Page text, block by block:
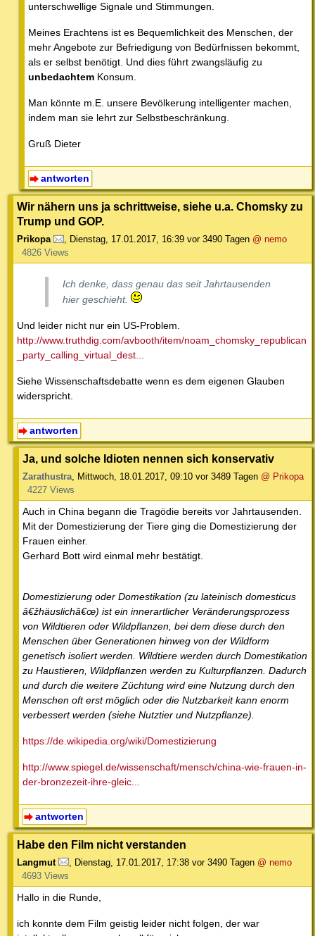
unterschwellige Signale und Stimmungen.
Meines Erachtens ist es Bequemlichkeit des Menschen, der
mehr Angebote zur Befriedigung von Bedürfnissen bekommt,
als er selbst benötigt. Und dies führt zwangsläufig zu
unbedachtem Konsum.
Man könnte m.E. unsere Bevölkerung intelligenter machen,
indem man sie lehrt zur Selbstbeschränkung.
Gruß Dieter
antworten
Wir nähern uns ja schrittweise, siehe u.a. Chomsky zu
Trump und GOP.
Prikopa , Dienstag, 17.01.2017, 16:39 vor 3490 Tagen @ nemo
4826 Views
Ich denke, dass genau das seit Jahrtausenden
hier geschieht.
Und leider nicht nur ein US-Problem.
http://www.truthdig.com/avbooth/item/noam_chomsky_republican
_party_calling_virtual_dest...
Siehe Wissenschaftsdebatte wenn es dem eigenen Glauben
widerspricht.
antworten
Ja, und solche Idioten nennen sich konservativ
Zarathustra, Mittwoch, 18.01.2017, 09:10 vor 3489 Tagen @ Prikopa
4227 Views
Auch in China begann die Tragödie bereits vor Jahrtausenden.
Mit der Domestizierung der Tiere ging die Domestizierung der
Frauen einher.
Gerhard Bott wird einmal mehr bestätigt.
Domestizierung oder Domestikation (zu lateinisch domesticus
â€žhäuslichâ€œ) ist ein innerartlicher Veränderungsprozess
von Wildtieren oder Wildpflanzen, bei dem diese durch den
Menschen über Generationen hinweg von der Wildform
genetisch isoliert werden. Wildtiere werden durch Domestikation
zu Haustieren, Wildpflanzen werden zu Kulturpflanzen. Dadurch
und durch die weitere Züchtung wird eine Nutzung durch den
Menschen oft erst möglich oder die Nutzbarkeit kann enorm
verbessert werden (siehe Nutztier und Nutzpflanze).
https://de.wikipedia.org/wiki/Domestizierung
http://www.spiegel.de/wissenschaft/mensch/china-wie-frauen-in-
der-bronzezeit-ihre-gleic...
antworten
Habe den Film nicht verstanden
Langmut Dienstag, 17.01.2017, 17:38 vor 3490 Tagen @ nemo
4693 Views
Hallo in die Runde,
ich konnte dem Film geistig leider nicht folgen, der war